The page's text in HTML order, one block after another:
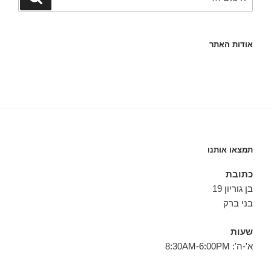
אודות האתר
תמצאו אותנו
כתובת
בן גוריון 19
בני ברק
שעות
א'-ה': 8:30AM-6:00PM